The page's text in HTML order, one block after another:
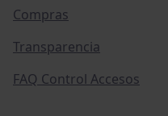
Compras
Transparencia
FAQ Control Accesos